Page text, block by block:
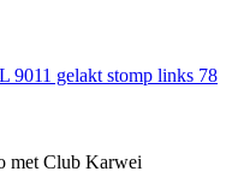
gelakt stomp links 78
met Club Karwei